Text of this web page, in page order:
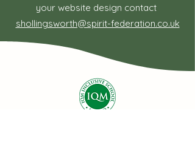
your website design contact
shollingsworth@spirit-federation.co.uk